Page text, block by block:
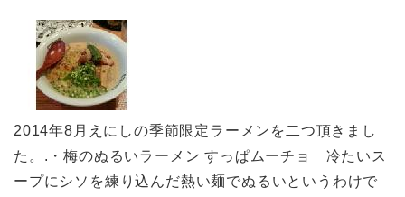
2014年8月えにしの季節限定ラーメンを二つ頂きまし
た。.・梅のぬるいラーメン すっぱムーチョ 冷たいス
ープにシソを練り込んだ熱い麺でぬるいというわけで